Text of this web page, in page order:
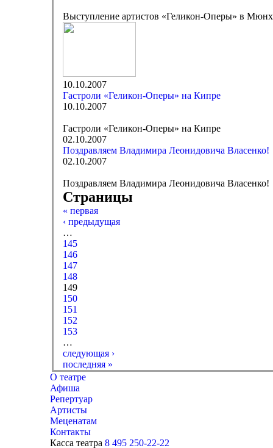
Выступление артистов «Геликон-Оперы» в
10.10.2007
Гастроли «Геликон-Оперы» на Кипре
10.10.2007
Гастроли «Геликон-Оперы» на Кипре
02.10.2007
Поздравляем Владимира Леонидовича Власенко!
02.10.2007
Поздравляем Владимира Леонидовича Власенко!
Страницы
« первая
‹ предыдущая
…
145
146
147
148
149
150
151
152
153
…
следующая ›
последняя »
О театре
Афиша
Репертуар
Артисты
Меценатам
Контакты
Касса театра 8 495 250-22-22